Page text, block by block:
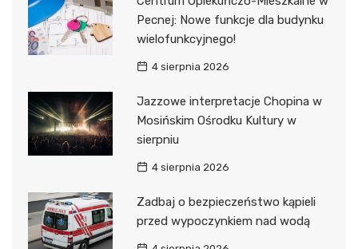
Pecnej: Nowe funkcje dla budynku
wielofunkcyjnego!
4 sierpnia 2026
Jazzowe interpretacje Chopina w
Mosińskim Ośrodku Kultury w
sierpniu
4 sierpnia 2026
Zadbaj o bezpieczeństwo kąpieli
przed wypoczynkiem nad wodą